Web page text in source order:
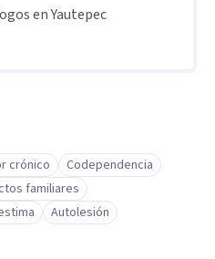
en Yautepec
crónico
Codependencia
familiares
Autolesión